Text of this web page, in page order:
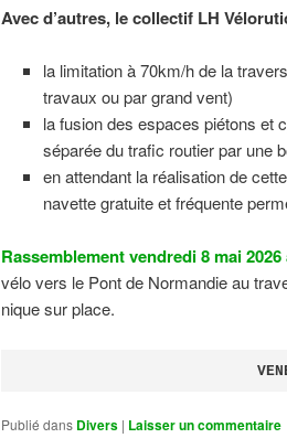
Avec d’autres, le collectif LH
la limitation à 70km/h de la
travaux ou par grand vent)
la fusion des espaces piétons et
séparée du trafic routier par une
en attendant la réalisation de
navette gratuite et fréquente
Rassemblement vendredi 8 mai
vélo vers le Pont de Normandie au
nique sur place.
Publié dans Divers | Laisser un commentaire